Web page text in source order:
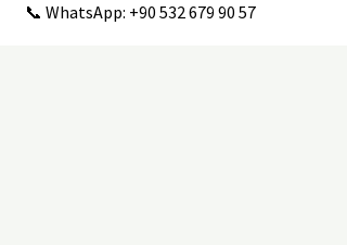
📞 WhatsApp: +90 532 679 90 57